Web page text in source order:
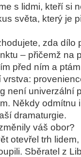
s lidmi, kteří si
světa, který je
zda dílo
– přičemž na
před ním a
není univerzální
Někdy odmítnu
dramaturgie.
váš obor?
otevřel trh
Sběratel z